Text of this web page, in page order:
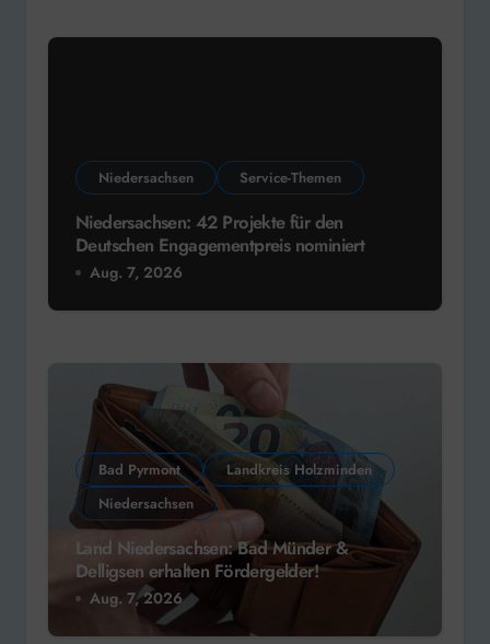
Niedersachsen Service-Themen
Niedersachsen: 42 Projekte für den
Deutschen Engagementpreis nominiert
Aug. 7, 2026
Bad Pyrmont
Landkreis Holzminden
Niedersachsen
Land Niedersachsen: Bad Münder &
Delligsen erhalten Fördergelder!
Aug. 7, 2026